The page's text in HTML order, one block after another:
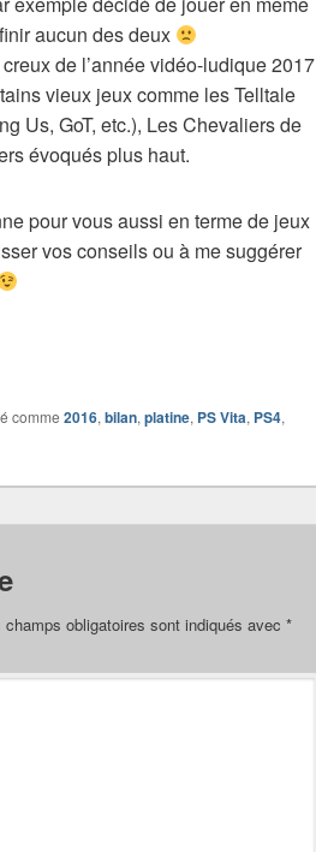
aucun des deux
de l’année vidéo-ludique 2017
vieux jeux comme les Telltale
Us, GoT, etc.), Les Chevaliers de
évoqués plus haut.
pour vous aussi en terme de jeux
vos conseils ou à me suggérer
comme 2016, bilan, platine, PS Vita, PS4,
champs obligatoires sont indiqués avec *